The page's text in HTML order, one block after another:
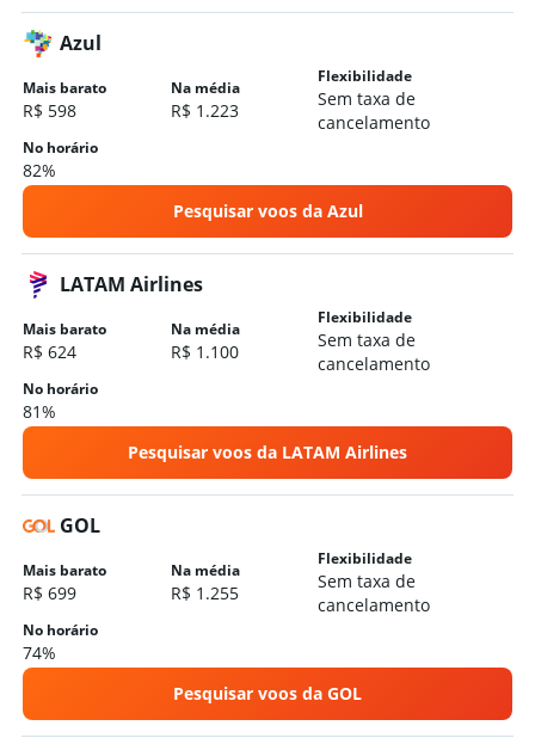
Hotéis em Londrina
Hotéis em Paranaguá
Hotéis em Cascavel
Hotéis em Toledo
Hotéis em Medianeira
Azul
Mais barato
R$ 598
Na média
R$ 1.223
Flexibilidade
Sem taxa de
cancelamento
No horário
82%
Pesquisar voos da Azul
LATAM Airlines
Mais barato
R$ 624
Na média
R$ 1.100
Flexibilidade
Sem taxa de
cancelamento
No horário
81%
Pesquisar voos da LATAM Airlines
GOL
Mais barato
R$ 699
Na média
R$ 1.255
Flexibilidade
Sem taxa de
cancelamento
No horário
74%
Pesquisar voos da GOL